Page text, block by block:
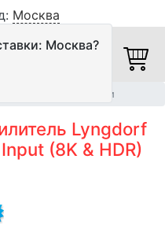
Москва
Москва?
усилители
Lyngdorf
(8K & HDR)